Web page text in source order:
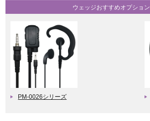
ウェッジおすすめオプション
PM-0026シリーズ